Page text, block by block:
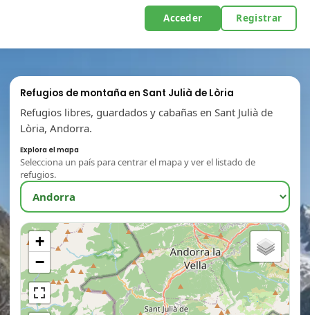
Acceder Registrar
Refugios de montaña en Sant Julià de Lòria
Refugios libres, guardados y cabañas en Sant Julià de
Lòria, Andorra.
Explora el mapa
Selecciona un país para centrar el mapa y ver el listado de
refugios.
+
−